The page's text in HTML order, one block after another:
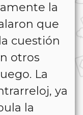
la
que
cuestión
otros
La
ya
la